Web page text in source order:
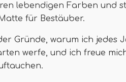
lebendigen Farben und
für Bestäuber.
Gründe, warum ich jedes
werfe, und ich freue